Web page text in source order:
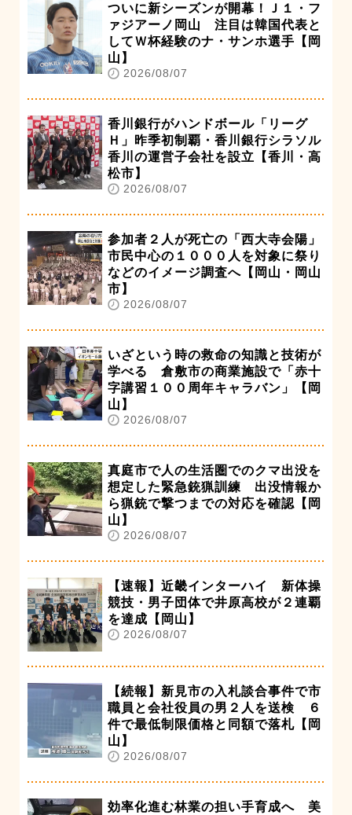
ついに新シーズンが開幕！Ｊ１・フ
ァジアーノ岡山 注目は韓国代表と
してＷ杯経験のナ・サンホ選手【岡
山】
2026/08/07
香川銀行がハンドボール「リーグ
Ｈ」昨季初制覇・香川銀行シラソル
香川の運営子会社を設立【香川・高
松市】
2026/08/07
参加者２人が死亡の「西大寺会陽」
市民中心の１０００人を対象に祭り
などのイメージ調査へ【岡山・岡山
市】
2026/08/07
いざという時の救命の知識と技術が
学べる 倉敷市の商業施設で「赤十
字講習１００周年キャラバン」【岡
山】
2026/08/07
真庭市で人の生活圏でのクマ出没を
想定した緊急銃猟訓練 出没情報か
ら猟銃で撃つまでの対応を確認【岡
山】
2026/08/07
【速報】近畿インターハイ 新体操
競技・男子団体で井原高校が２連覇
を達成【岡山】
2026/08/07
【続報】新見市の入札談合事件で市
職員と会社役員の男２人を送検 ６
件で最低制限価格と同額で落札【岡
山】
2026/08/07
効率化進む林業の担い手育成へ 美